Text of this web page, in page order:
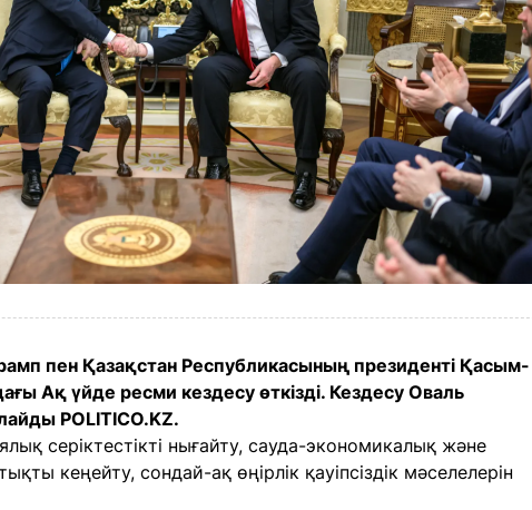
пен Қазақстан Республикасының президенті Қасым-
Ақ үйде ресми кездесу өткізді. Кездесу Оваль
POLITICO.KZ.
серіктестікті нығайту, сауда-экономикалық және
кеңейту, сондай-ақ өңірлік қауіпсіздік мәселелерін